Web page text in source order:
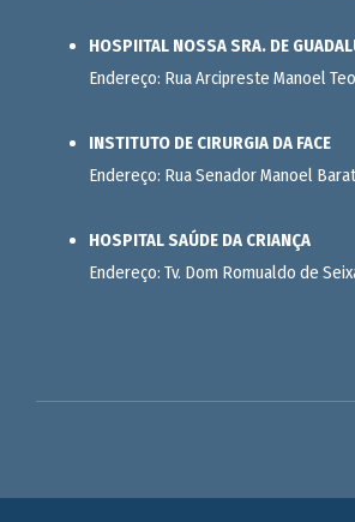
HOSPIITAL NOSSA SRA. DE
Endereço: Rua Arcipreste Manoel
INSTITUTO DE CIRURGIA DA FACE
Endereço: Rua Senador Manoel
HOSPITAL SAÚDE DA CRIANÇA
Endereço: Tv. Dom Romualdo de